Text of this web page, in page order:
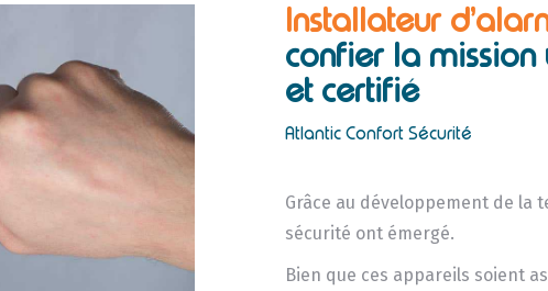
Installateur
confier la mission
et certifié
Atlantic Confort Sécurité
Grâce au développement de la
sécurité ont émergé.
Bien que ces appareils soient